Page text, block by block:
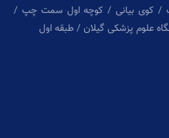
/ کوی بیانی / کوچه اول سمت چپ /
علوم پزشکی گیلان / طبقه اول